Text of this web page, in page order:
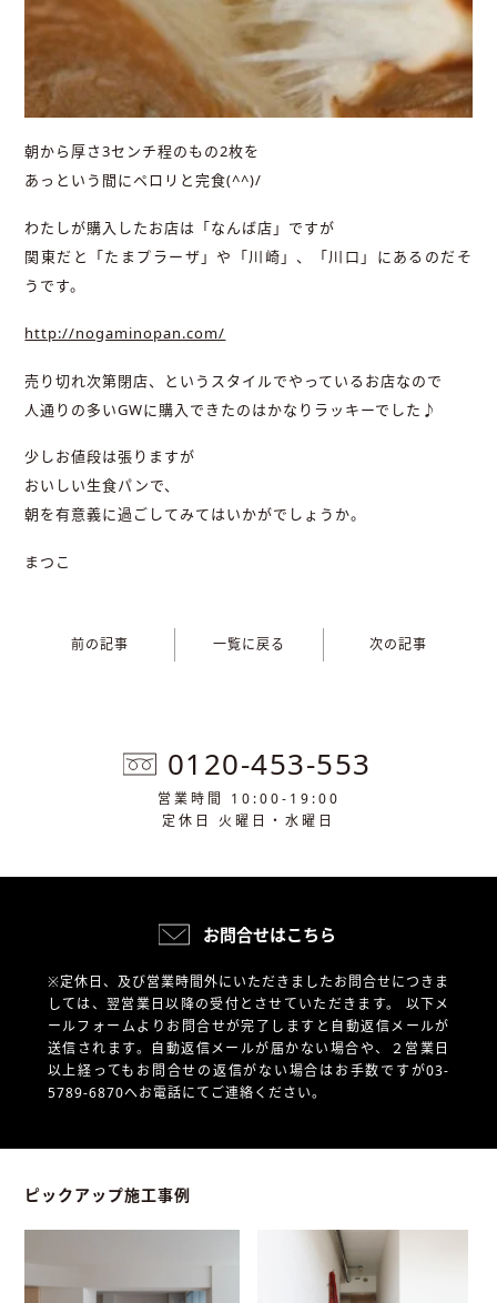
朝から厚さ3センチ程のもの2枚を
あっという間にペロリと完食(^^)/
わたしが購入したお店は「なんば店」ですが
関東だと「たまプラーザ」や「川崎」、「川口」にあるのだそ
うです。
http://nogaminopan.com/
売り切れ次第閉店、というスタイルでやっているお店なので
人通りの多いGWに購入できたのはかなりラッキーでした♪
少しお値段は張りますが
おいしい生食パンで、
朝を有意義に過ごしてみてはいかがでしょうか。
まつこ
前の記事 一覧に戻る 次の記事
0120-453-553
営業時間 10:00-19:00
定休日 火曜日・水曜日
お問合せはこちら
※定休日、及び営業時間外にいただきましたお問合せにつきま
しては、翌営業日以降の受付とさせていただきます。 以下メ
ールフォームよりお問合せが完了しますと自動返信メールが
送信されます。自動返信メールが届かない場合や、
２営業日
以上経ってもお問合せの返信がない場合はお手数ですが03-
5789-6870へお電話にてご連絡ください。
ピックアップ施工事例